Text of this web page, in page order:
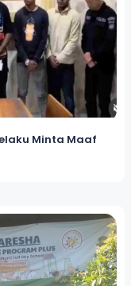
Minta Maaf